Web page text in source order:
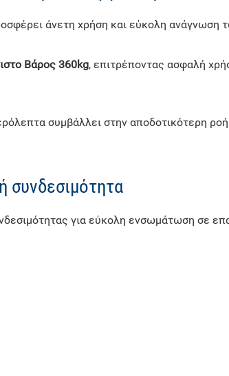
άνετη χρήση και εύκολη ανάγνωση
Βάρος 360kg, επιτρέποντας ασφαλή
συμβάλλει στην αποδοτικότερη
συνδεσιμότητα
για εύκολη ενσωμάτωση σε